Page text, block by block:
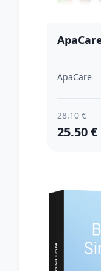
ApaCare
28.10 €
25.50 €